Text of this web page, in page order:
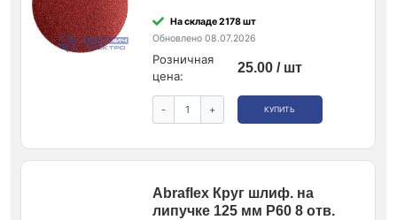
На складе 2178 шт
Обновлено 08.07.2026
Розничная
цена:
25.00 / шт
- + КУПИТЬ
Abraflex Круг шлиф. на
липучке 125 мм P60 8 отв.